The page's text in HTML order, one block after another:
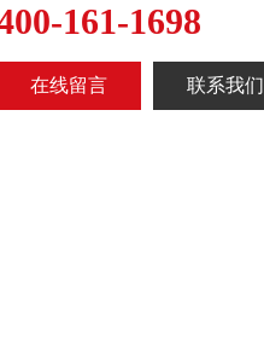
161-1698
在线留言 联系我们